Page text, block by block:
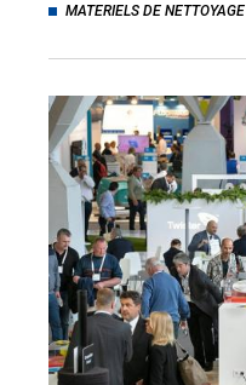
MATERIELS DE NETTOYAGE